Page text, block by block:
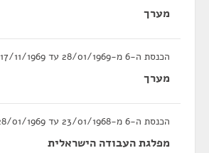
מערך
הכנסת ה-6 מ-28/01/1969 עד 17/11/1969
מערך
הכנסת ה-6 מ-23/01/1968 עד 28/01/1969
מפלגת העבודה הישראלית